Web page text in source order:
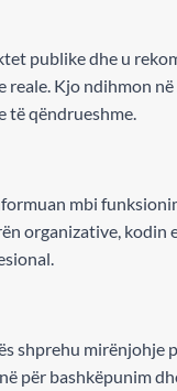
publike dhe u
reale. Kjo ndihmon
të qëndrueshme.
mbi
organizative, kodin
shprehu mirënjohje
për bashkëpunim